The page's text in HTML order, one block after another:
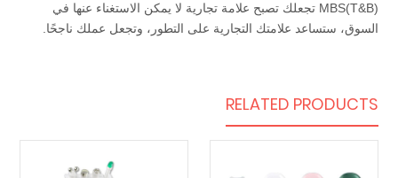
MBS(T&B) تجعلك تصبح علامة تجارية لا يمكن الاستغناء عنها في
السوق، ستساعد علامتك التجارية على التطور، وتجعل عملك ناجحًا.
RELATED PRODUCTS